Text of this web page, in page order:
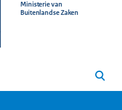
Ministerie van
Buitenlandse Zaken
Zoeken